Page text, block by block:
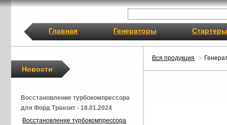
Главная Генераторы Стартеры
Вся продукция
Новости
Восстановление турбокомпрессора
для Форд Транзит - 18.01.2024
Восстановление турбокомпрессора